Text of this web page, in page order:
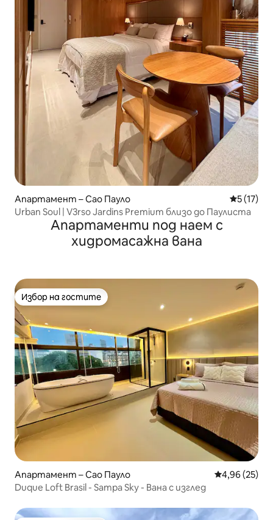
Апартамент – Сао Пауло Средна
5 (17)
Urban Soul | V3rso Jardins Premium близо до Паулиста
Апартаменти под наем с
хидромасажна вана
Избор на гостите
Избор на гостите
Апартамент – Сао Пауло Средна
4,96 (25)
Duque Loft Brasil - Sampa Sky - Вана с изглед